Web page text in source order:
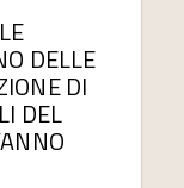
DELLE
DI
DEL